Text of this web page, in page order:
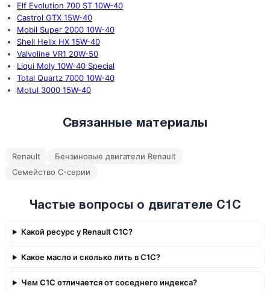
Elf Evolution 700 ST 10W-40
Castrol GTX 15W-40
Mobil Super 2000 10W-40
Shell Helix HX 15W-40
Valvoline VR1 20W-50
Liqui Moly 10W-40 Special
Total Quartz 7000 10W-40
Motul 3000 15W-40
Связанные материалы
Renault
Бензиновые двигатели Renault
Семейство C-серии
Частые вопросы о двигателе C1C
Какой ресурс у Renault C1C?
Какое масло и сколько лить в C1C?
Чем C1C отличается от соседнего индекса?